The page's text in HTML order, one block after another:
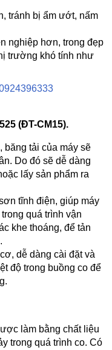
tránh bị ẩm ướt, nấm
nghiệp hơn, trong đẹp
trường khó tính như
(ĐT-CM15).
băng tải của máy sẽ
Do đó sẽ dễ dàng
lấy sản phẩm ra
tĩnh điện, giúp máy
quá trình vận
khe thoáng, để tản
dễ dàng cài đặt và
độ trong buồng co để
làm bằng chất liệu
trong quá trình co. Có